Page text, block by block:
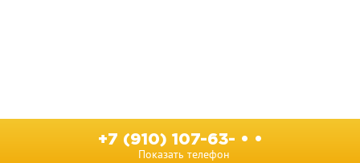
+7 (910) 107-63- • •
Показать телефон